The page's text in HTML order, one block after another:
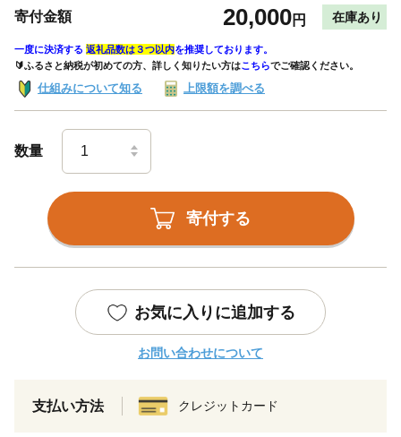
寄付金額 20,000円 在庫あり
一度に決済する 返礼品数は３つ以内を推奨しております。
🔰ふるさと納税が初めての方、詳しく知りたい方はこちらでご確認ください。
仕組みについて知る 上限額を調べる
数量
寄付する
お気に入りに追加する
お問い合わせについて
支払い方法 クレジットカード